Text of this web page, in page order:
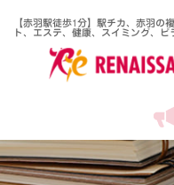
【赤羽駅徒歩1分】駅チカ、赤羽
ト、エステ、健康、スイミング、